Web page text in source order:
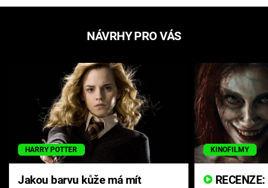
NÁVRHY PRO VÁS
HARRY POTTER
Jakou barvu kůže má mít
KINOFILMY